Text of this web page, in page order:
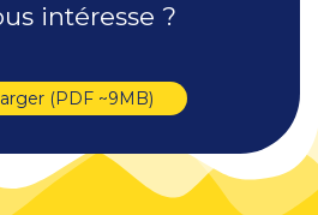
intéresse ?
(PDF ~9MB)